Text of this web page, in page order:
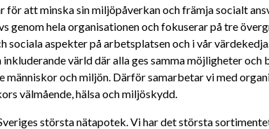
att minska sin miljöpåverkan och främja socialt
genom hela organisationen och fokuserar på tre
sociala aspekter på arbetsplatsen och i vår
värld där alla ges samma möjligheter och
människor och miljön. Därför samarbetar vi med
välmående, hälsa och miljöskydd.
största nätapotek. Vi har det största